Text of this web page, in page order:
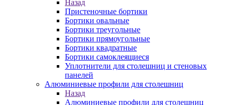
Назад
Пристеночные бортики
Бортики овальные
Бортики треугольные
Бортики прямоугольные
Бортики квадратные
Бортики самоклеящиеся
Уплотнители для столешниц и стеновых
панелей
Алюминиевые профили для столешниц
Назад
Алюминиевые профили для столешниц